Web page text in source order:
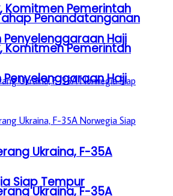
Komitmen Pemerintah
Penyelenggaraan Haji
Ukraina, F-35A
Siap Tempur
Penandatanganan
Komitmen Pemerintah
Penyelenggaraan Haji
Ukraina, F-35A